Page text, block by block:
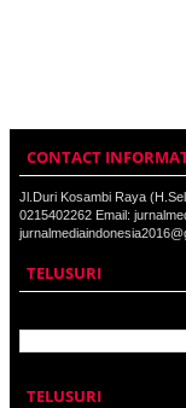
CONTACT
Jl.Duri Kosambi Raya
0215402262 Email:
TELUSURI
TELUSURI